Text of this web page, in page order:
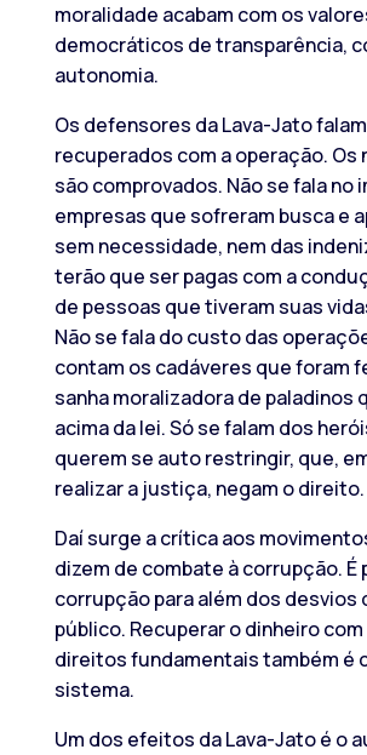
moralidade acabam com os
democráticos de transparência,
autonomia.
Os defensores da Lava-Jato
recuperados com a operação. Os
são comprovados. Não se fala no
empresas que sofreram busca e
sem necessidade, nem das
terão que ser pagas com a
de pessoas que tiveram suas
Não se fala do custo das
contam os cadáveres que foram
sanha moralizadora de paladinos
acima da lei. Só se falam dos
querem se auto restringir, que,
realizar a justiça, negam o direito.
Daí surge a crítica aos
dizem de combate à corrupção. É
corrupção para além dos desvios
público. Recuperar o dinheiro
direitos fundamentais também é
sistema.
Um dos efeitos da Lava-Jato é o